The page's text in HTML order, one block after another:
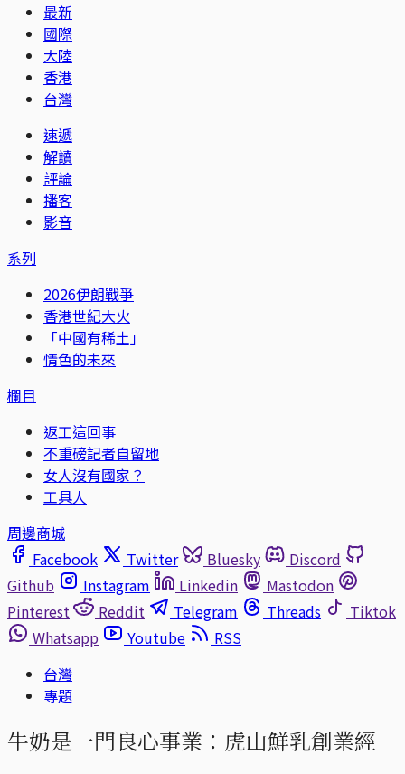
最新
國際
大陸
香港
台灣
速遞
解讀
評論
播客
影音
系列
2026伊朗戰爭
香港世紀大火
「中國有稀土」
情色的未來
欄目
返工這回事
不重磅記者自留地
女人沒有國家？
工具人
周邊商城
Facebook
Twitter Bluesky
Discord
Github
Instagram Linkedin
Mastodon
Pinterest
Reddit Telegram Threads
Tiktok
Whatsapp
Youtube
RSS
台灣
專題
牛奶是一門良心事業：虎山鮮乳創業經